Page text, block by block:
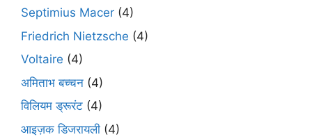
Septimius Macer (4)
Friedrich Nietzsche (4)
Voltaire (4)
अमिताभ बच्चन (4)
विलियम ड्रूरंट (4)
आइज़क डिजरायली (4)